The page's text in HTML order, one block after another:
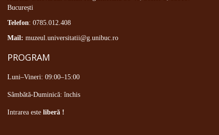
București
Telefon: 0785.012.408
Mail: muzeul.universitatii@g.unibuc.ro
PROGRAM
Luni–Vineri: 09:00–15:00
Sâmbătă-Duminică: închis
Intrarea este liberă !